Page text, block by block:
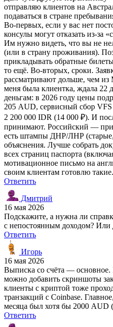
отправляю клиентов на
подаваться в стране
Во-первых, если у вас нет
консулы могут отказать из-за
Им нужно видеть, что вы не
(или в страну проживания).
прикладывать обратные
то ещё. Во-вторых, сроки.
рассматривают дольше, чем
меня была клиентка, ждала 22
деньгам: в 2026 году цены
205 AUD, сервисный сбор
2 200 000 IDR (14 000 ₽). И
принимают. Российский —
есть штампы ДНР/ЛНР
объяснения. Лучше собрать
всех страниц паспорта
мотивационное письмо на
своим клиентам готовлю такие.
Ответить
Дмитрий
16 мая 2026
Подскажите, а нужна ли
с непостоянным доходом? Или
Ответить
Игорь
16 мая 2026
Выписка со счёта — основное.
можно добавить скриншоты
клиенты с криптой тоже
транзакций с Coinbase.
месяца был хотя бы 2000 AUD
Ответить